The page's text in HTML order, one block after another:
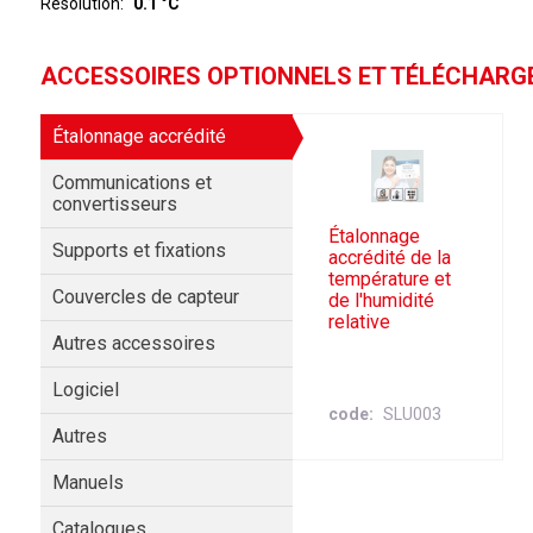
Résolution
0.1 °C
ACCESSOIRES OPTIONNELS ET
Étalonnage accrédité
Communications et
convertisseurs
Supports et fixations
Couvercles de capteur
Autres accessoires
Logiciel
Autres
Manuels
Étalonnage
accrédité de la
température et
de l'humidité
relative
code SLU003